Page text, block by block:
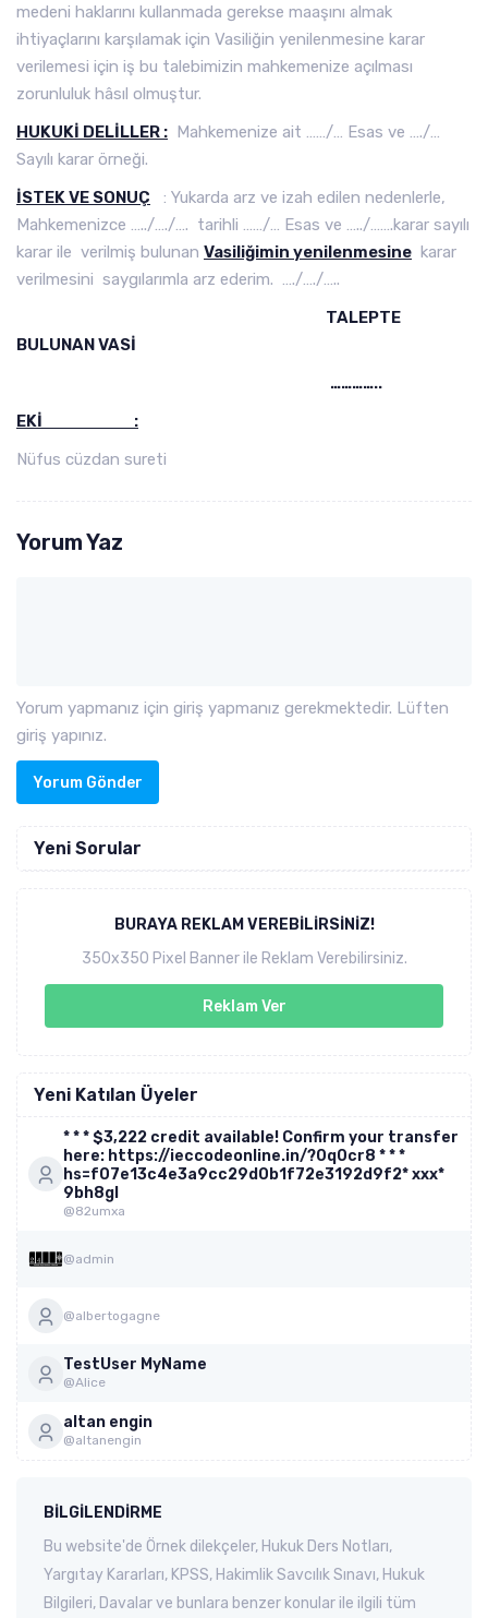
medeni haklarını kullanmada gerekse maaşını almak
ihtiyaçlarını karşılamak için Vasiliğin yenilenmesine karar
verilemesi için iş bu talebimizin mahkemenize açılması
zorunluluk hâsıl olmuştur.
HUKUKİ DELİLLER : Mahkemenize ait ……/… Esas ve …./…
Sayılı karar örneği.
İSTEK VE SONUÇ : Yukarda arz ve izah edilen nedenlerle,
Mahkemenizce …../…./…. tarihli ……/… Esas ve …../…….karar sayılı
karar ile verilmiş bulunan Vasiliğimin yenilenmesine karar
verilmesini saygılarımla arz ederim. …./…./…..
TALEPTE
BULUNAN VASİ
…………..
EKİ :
Nüfus cüzdan sureti
Yorum Yaz
Yorum yapmanız için giriş yapmanız gerekmektedir. Lüften
giriş yapınız.
Yorum Gönder
Yeni Sorular
BURAYA REKLAM VEREBILIRSINIZ!
350x350 Pixel Banner ile Reklam Verebilirsiniz.
Reklam Ver
Yeni Katılan Üyeler
* * * $3,222 credit available! Confirm your transfer
here: https://ieccodeonline.in/?0q0cr8 * * *
hs=f07e13c4e3a9cc29d0b1f72e3192d9f2* ххх*
9bh8gl
@82umxa
@admin
@albertogagne
TestUser MyName
@Alice
altan engin
@altanengin
BILGILENDIRME
Bu website'de Örnek dilekçeler, Hukuk Ders Notları,
Yargıtay Kararları, KPSS, Hakimlik Savcılık Sınavı, Hukuk
Bilgileri, Davalar ve bunlara benzer konular ile ilgili tüm